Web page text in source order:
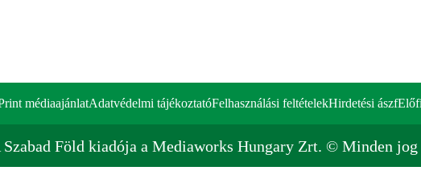
médiaajánlatAdatvédelmi tájékoztatóFelhasználási feltételekHirdetési ászf
Szabad Föld kiadója a Mediaworks Hungary Zrt. © Minden